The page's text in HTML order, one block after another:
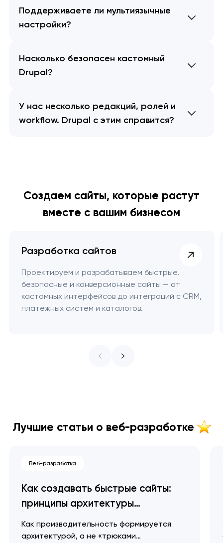
Поддерживаете ли мультиязычные
настройки?
Насколько безопасен кастомный
Drupal?
У нас несколько редакций, ролей и
workflow. Drupal с этим справится?
Создаем сайты, которые растут
вместе с вашим бизнесом
Разработка сайтов
Проектируем и разрабатываем быстрые,
безопасные и конверсионные сайты — от
кастомных интерфейсов до интеграций с CRM,
платежных систем и каталогов.
Лучшие статьи о веб-разработке
Веб-разработка
Как создавать быстрые сайты:
принципы архитектуры
производительности
Как производительность формируется
архитектурой, а не «трюками